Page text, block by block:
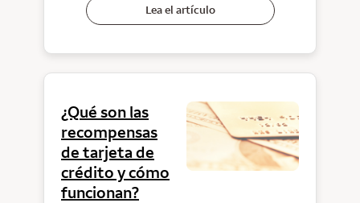
Lea el artículo
¿Qué son las
recompensas
de tarjeta de
crédito y cómo
funcionan?